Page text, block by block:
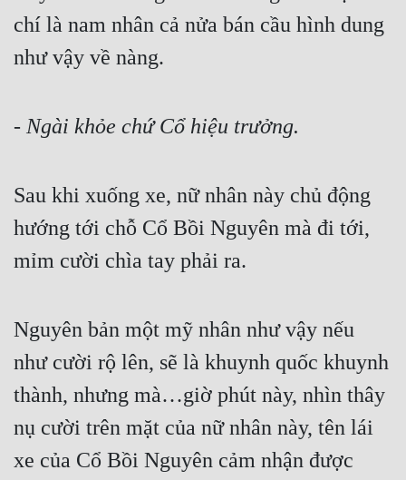
chí là nam nhân cả nửa bán cầu hình dung
như vậy về nàng.
- Ngài khỏe chứ Cổ hiệu trưởng.
Sau khi xuống xe, nữ nhân này chủ động
hướng tới chỗ Cổ Bồi Nguyên mà đi tới,
mỉm cười chìa tay phải ra.
Nguyên bản một mỹ nhân như vậy nếu
như cười rộ lên, sẽ là khuynh quốc khuynh
thành, nhưng mà…giờ phút này, nhìn thây
nụ cười trên mặt của nữ nhân này, tên lái
xe của Cổ Bồi Nguyên cảm nhận được